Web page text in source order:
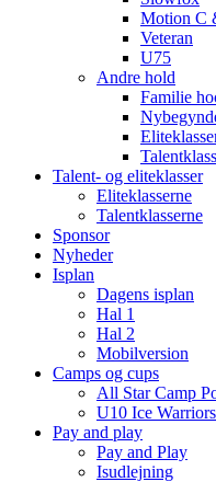
Motion C
Veteran
U75
Andre hold
Familie
Talent- og eliteklasser
Eliteklasserne
Talentklasserne
Sponsor
Nyheder
Isplan
Dagens isplan
Hal 1
Hal 2
Mobilversion
Camps og cups
All Star Camp
U10 Ice
Pay and play
Pay and Play
Isudlejning